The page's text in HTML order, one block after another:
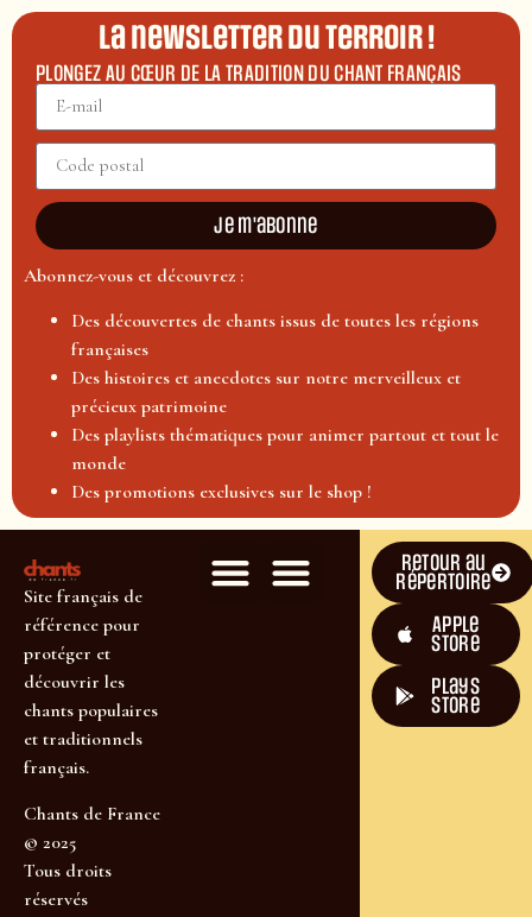
La newsletter du terroir !
PLONGEZ AU CŒUR DE LA TRADITION DU CHANT FRANÇAIS
Je m'abonne
Abonnez-vous et découvrez :
Des découvertes de chants issus de toutes les régions
françaises
Des histoires et anecdotes sur notre merveilleux et
précieux patrimoine
Des playlists thématiques pour animer partout et tout le
monde
Des promotions exclusives sur le shop !
Site français de
référence pour
protéger et
découvrir les
chants populaires
et traditionnels
français.
Chants de France
© 2025
Tous droits
réservés
Retour au
répertoire
Apple
Store
plays
store